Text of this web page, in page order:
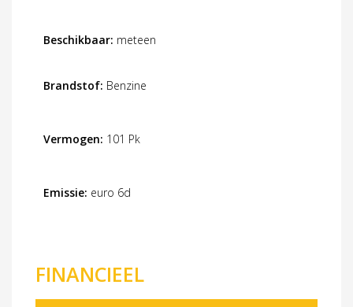
Beschikbaar: meteen
Brandstof: Benzine
Vermogen: 101 Pk
Emissie: euro 6d
FINANCIEEL